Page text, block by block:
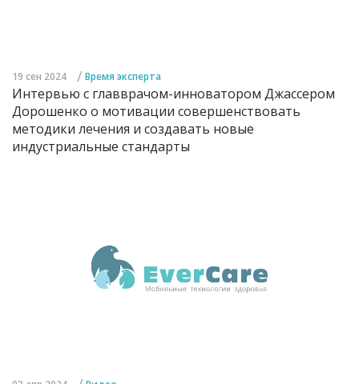
19 сен 2024 / Время эксперта
Интервью с главврачом-инноватором Джассером
Дорошенко о мотивации совершенствовать
методики лечения и создавать новые
индустриальные стандарты